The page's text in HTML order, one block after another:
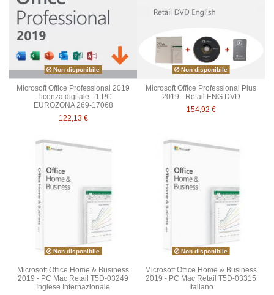
Non disponibile
Microsoft Office Professional 2019
- licenza digitale - 1 PC
EUROZONA 269-17068
122,13 €
Non disponibile
Microsoft Office Professional Plus
2019 - Retail ENG DVD
154,92 €
Non disponibile
Microsoft Office Home & Business
2019 - PC Mac Retail T5D-03249
Inglese Internazionale
Non disponibile
Microsoft Office Home & Business
2019 - PC Mac Retail T5D-03315
Italiano